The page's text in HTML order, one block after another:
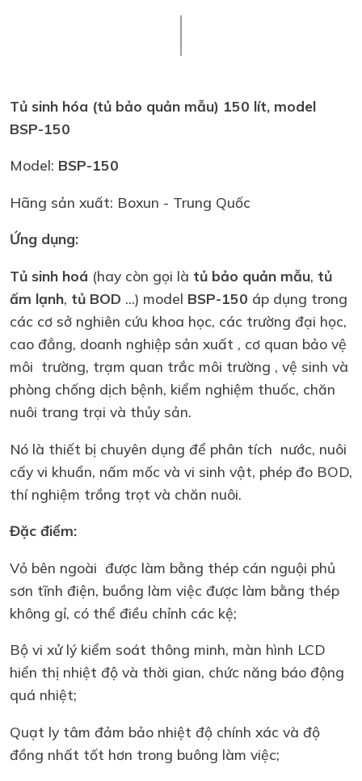
Tủ sinh hóa (tủ bảo quản mẫu) 150 lít, model
BSP-150
Model: BSP-150
Hãng sản xuất: Boxun - Trung Quốc
Ứng dụng:
Tủ sinh hoá (hay còn gọi là tủ bảo quản mẫu, tủ
ấm lạnh, tủ BOD ...) model BSP-150 áp dụng trong
các cơ sở nghiên cứu khoa học, các trường đại học,
cao đẳng, doanh nghiệp sản xuất , cơ quan bảo vệ
môi trường, trạm quan trắc môi trường , vệ sinh và
phòng chống dịch bệnh, kiểm nghiệm thuốc, chăn
nuôi trang trại và thủy sản.
Nó là thiết bị chuyên dụng để phân tích nước, nuôi
cấy vi khuẩn, nấm mốc và vi sinh vật, phép đo BOD,
thí nghiệm trồng trọt và chăn nuôi.
Đặc điểm:
Vỏ bên ngoài được làm bằng thép cán nguội phủ
sơn tĩnh điện, buồng làm việc được làm bằng thép
không gỉ, có thể điều chỉnh các kệ;
Bộ vi xử lý kiểm soát thông minh, màn hình LCD
hiển thị nhiệt độ và thời gian, chức năng báo động
quá nhiệt;
Quạt ly tâm đảm bảo nhiệt độ chính xác và độ
đồng nhất tốt hơn trong buông làm việc;